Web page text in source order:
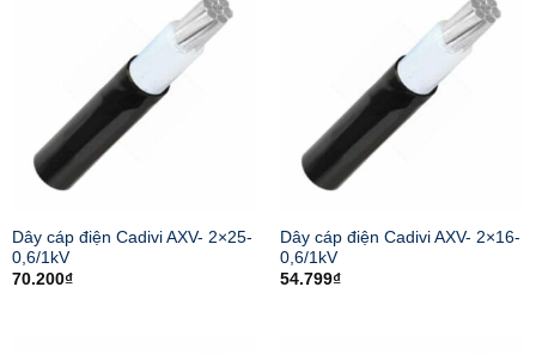
Dây cáp điện Cadivi AXV- 2×25-
0,6/1kV
70.200₫
Dây cáp điện Cadivi AXV- 2×16-
0,6/1kV
54.799₫